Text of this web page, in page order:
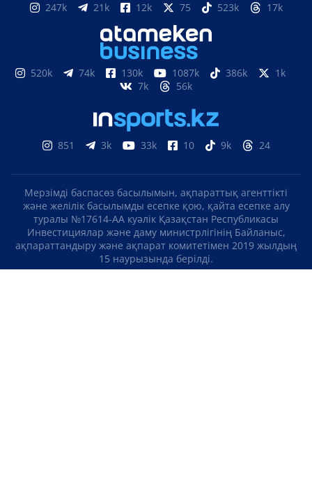
247k 21k 12k 75 523k 17k
520k 74k 130k 1087k 386k
1k
7k
56k
851 3k 33k 10 9k 24
Мерзімді баспасөз басылымын, ақпараттық агенттікті
және желілік басылымды есепке қою, қайта есепке алу
туралы №17614-АА куәлік Қазақстан Республикасы
Инвестициялар және даму министрлігінің Байланыс,
ақпараттандыру және ақпарат комитетімен 2019 жылдың
15 наурызында берілді.